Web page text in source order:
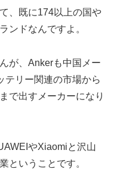
、既に174以上の国や
ンドなんですよ。
が、Ankerも中国メー
テリー関連の市場から
で出すメーカーになり
やXiaomiと沢山
ということです。